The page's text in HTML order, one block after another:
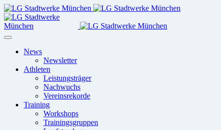
News
Newsletter
Athleten
Leistungsträger
Nachwuchs
Vereinsrekorde
Training
Workshops
Trainingsgruppen